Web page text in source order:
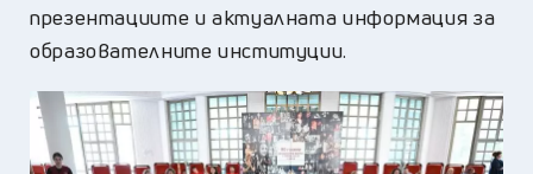
презентациите и актуалната информация за
образователните институции.